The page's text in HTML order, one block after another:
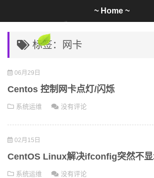
标签：网卡
06月29日
Centos 控制网卡点灯/闪烁
系统运维 没有评论
02月15日
CentOS Linux解决ifconfig突然不显
系统运维 没有评论
~ Home ~